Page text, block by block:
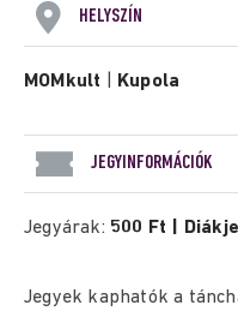
HELYSZÍN
MOMkult Kupola
JEGYINFORMÁCIÓK
Jegyárak: 500 Ft |
Jegyek kaphatók a